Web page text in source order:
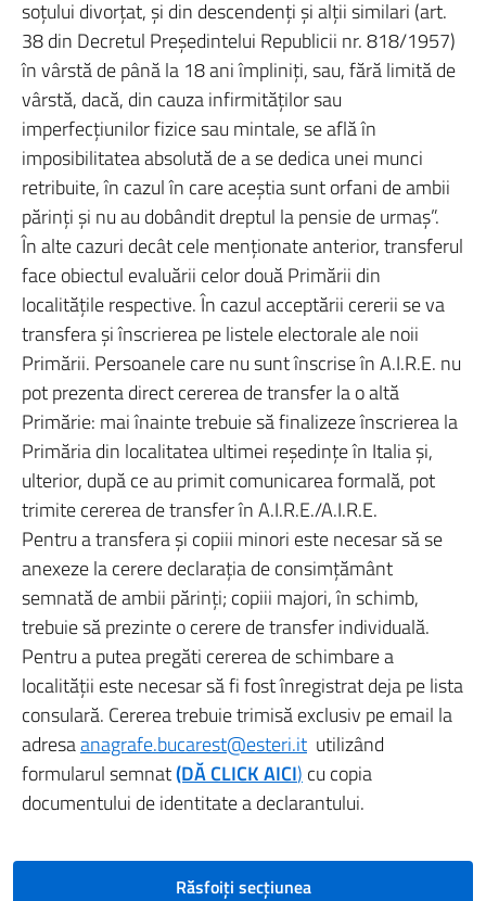
soţului divorţat, şi din descendenţi şi alţii similari (art.
38 din Decretul Preşedintelui Republicii nr. 818/1957)
în vârstă de până la 18 ani împliniţi, sau, fără limită de
vârstă, dacă, din cauza infirmităţilor sau
imperfecţiunilor fizice sau mintale, se află în
imposibilitatea absolută de a se dedica unei munci
retribuite, în cazul în care aceştia sunt orfani de ambii
părinţi şi nu au dobândit dreptul la pensie de urmaş”.
În alte cazuri decât cele menţionate anterior, transferul
face obiectul evaluării celor două Primării din
localităţile respective. În cazul acceptării cererii se va
transfera şi înscrierea pe listele electorale ale noii
Primării. Persoanele care nu sunt înscrise în A.I.R.E. nu
pot prezenta direct cererea de transfer la o altă
Primărie: mai înainte trebuie să finalizeze înscrierea la
Primăria din localitatea ultimei reşedinţe în Italia şi,
ulterior, după ce au primit comunicarea formală, pot
trimite cererea de transfer în A.I.R.E./A.I.R.E.
Pentru a transfera şi copiii minori este necesar să se
anexeze la cerere declaraţia de consimţământ
semnată de ambii părinţi; copiii majori, în schimb,
trebuie să prezinte o cerere de transfer individuală.
Pentru a putea pregăti cererea de schimbare a
localităţii este necesar să fi fost înregistrat deja pe lista
consulară. Cererea trebuie trimisă exclusiv pe email la
adresaanagrafe.bucarest@esteri.it utilizând
formularul semnat(DĂ CLICK AICI) cu copia
documentului de identitate a declarantului.
Răsfoiți secțiunea